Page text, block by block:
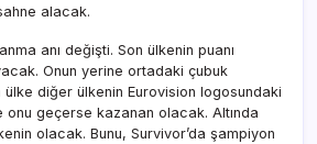
alacak.
anı değişti. Son ülkenin puanı
Onun yerine ortadaki çubuk
diğer ülkenin Eurovision logosundaki
onu geçerse kazanan olacak. Altında
olacak. Bunu, Survivor’da şampiyon